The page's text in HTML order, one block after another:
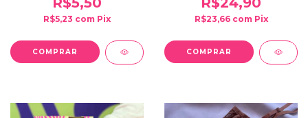
R$5,23 com Pix R$23,66 com Pix